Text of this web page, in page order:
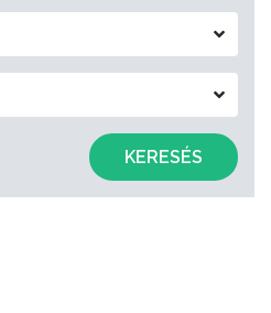
KERESÉS